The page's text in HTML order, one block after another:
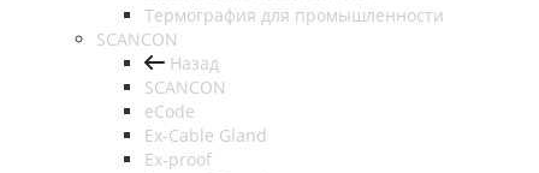
Термография для промышленности
SCANCON
Назад
SCANCON
eCode
Ex-Cable Gland
Ex-proof